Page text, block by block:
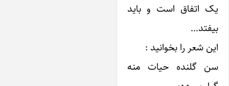
اتفاق است و باید
شعر را بخوانید :
گلنده حیات منه